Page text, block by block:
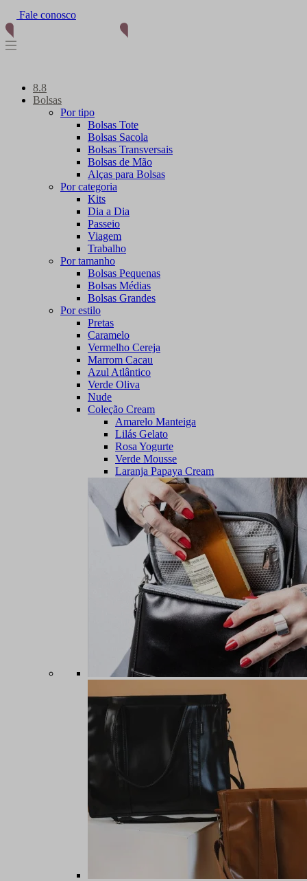
(11) 96012-2976
Fale conosco
8.8
Bolsas
Por tipo
Bolsas Tote
Bolsas Sacola
Bolsas Transversais
Bolsas de Mão
Alças para Bolsas
Por categoria
Kits
Dia a Dia
Passeio
Viagem
Trabalho
Por tamanho
Bolsas Pequenas
Bolsas Médias
Bolsas Grandes
Por estilo
Pretas
Caramelo
Vermelho Cereja
Marrom Cacau
Azul Atlântico
Verde Oliva
Nude
Coleção Cream
Amarelo Manteiga
Lilás Gelato
Rosa Yogurte
Verde Mousse
Laranja Papaya Cream